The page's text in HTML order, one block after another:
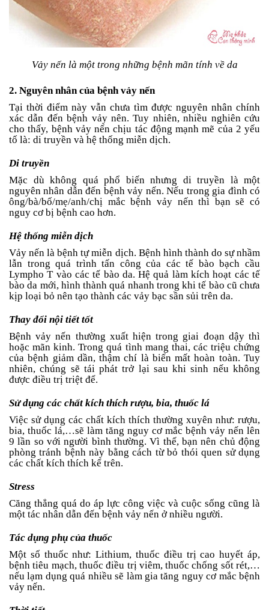
Vảy nến là một trong những bệnh mãn tính về da
2. Nguyên nhân của bệnh vảy nến
Tại thời điểm này vẫn chưa tìm được nguyên nhân chính
xác dẫn đến bệnh vảy nên. Tuy nhiên, nhiều nghiên cứu
cho thấy, bệnh vảy nến chịu tác động mạnh mẽ của 2 yếu
tố là: di truyền và hệ thống miễn dịch.
Di truyền
Mặc dù không quá phổ biến nhưng di truyền là một
nguyên nhân dẫn đến bệnh vảy nến. Nếu trong gia đình có
ông/bà/bố/mẹ/anh/chị mắc bệnh vảy nến thì bạn sẽ có
nguy cơ bị bệnh cao hơn.
Hệ thống miễn dịch
Vảy nến là bệnh tự miễn dịch. Bệnh hình thành do sự nhầm
lẫn trong quá trình tấn công của các tế bào bạch cầu
Lympho T vào các tế bào da. Hệ quả làm kích hoạt các tế
bào da mới, hình thành quá nhanh trong khi tế bào cũ chưa
kịp loại bỏ nên tạo thành các vảy bạc sần sủi trên da.
Thay đổi nội tiết tốt
Bệnh vảy nến thường xuất hiện trong giai đoạn dậy thì
hoặc mãn kinh. Trong quá tình mang thai, các triệu chứng
của bệnh giảm dần, thậm chí là biến mất hoàn toàn. Tuy
nhiên, chúng sẽ tái phát trở lại sau khi sinh nếu không
được điều trị triệt để.
Sử dụng các chất kích thích rượu, bia, thuốc lá
Việc sử dụng các chất kích thích thường xuyên như: rượu,
bia, thuốc lá,…sẽ làm tăng nguy cơ mắc bệnh vảy nến lên
9 lần so với người bình thường. Vì thế, bạn nên chủ động
phòng tránh bệnh này bằng cách từ bỏ thói quen sử dụng
các chất kích thích kể trên.
Stress
Căng thẳng quá do áp lực công việc và cuộc sống cũng là
một tác nhân dẫn đến bệnh vảy nến ở nhiều người.
Tác dụng phụ của thuốc
Một số thuốc như: Lithium, thuốc điều trị cao huyết áp,
bệnh tiêu mạch, thuốc điều trị viêm, thuốc chống sốt rét,…
nếu lạm dụng quá nhiều sẽ làm gia tăng nguy cơ mắc bệnh
vảy nến.